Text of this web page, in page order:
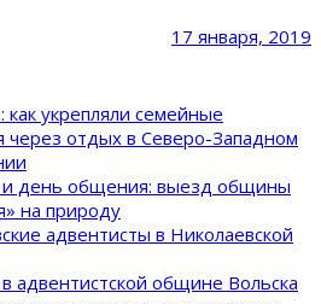
17 января, 2019
как укрепляли семейные
через отдых в Северо-Западном
день общения: выезд общины
на природу
адвентисты в Николаевской
адвентистской общине Вольска